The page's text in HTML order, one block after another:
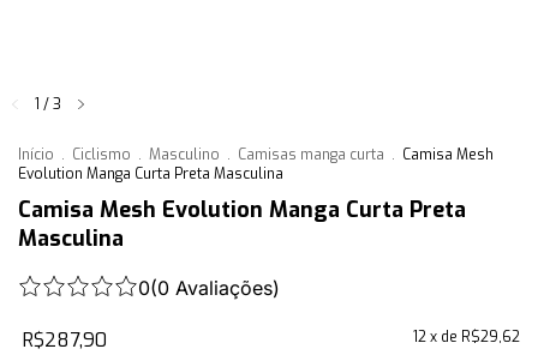
1 /3
Início . Ciclismo . Masculino . Camisas manga curta . Camisa Mesh
Evolution Manga Curta Preta Masculina
Camisa Mesh Evolution Manga Curta Preta
Masculina
0(0 Avaliações)
R$287,90 12x de R$29,62